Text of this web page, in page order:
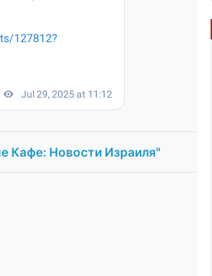
Кафе: Новости Израиля"